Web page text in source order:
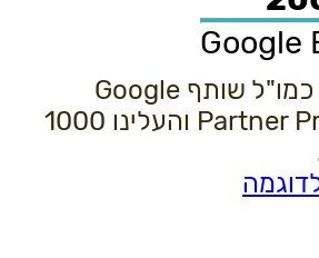
Google
הוגדרנו כמו"ל שותף Google
Partner Program והעלינו 1000